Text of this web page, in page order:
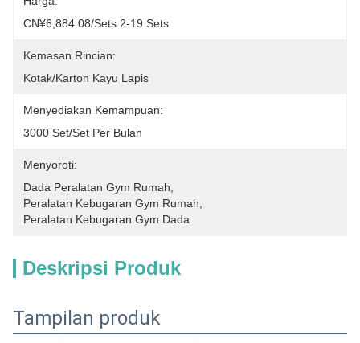
CN¥6,884.08/sets 2-19 Sets
Kemasan Rincian:
Kotak/karton Kayu Lapis
Menyediakan Kemampuan:
3000 Set/set Per Bulan
Menyoroti:
Dada Peralatan Gym Rumah
Peralatan Kebugaran Gym Rumah
Peralatan Kebugaran Gym Dada
Deskripsi Produk
Tampilan produk